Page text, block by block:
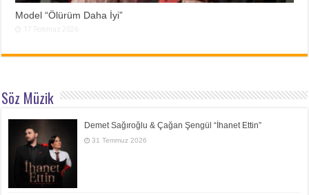
Model “Ölürüm Daha İyi”
Söz Müzik
Demet Sağıroğlu & Çağan Şengül “İhanet Ettin”
31 Temmuz 2026